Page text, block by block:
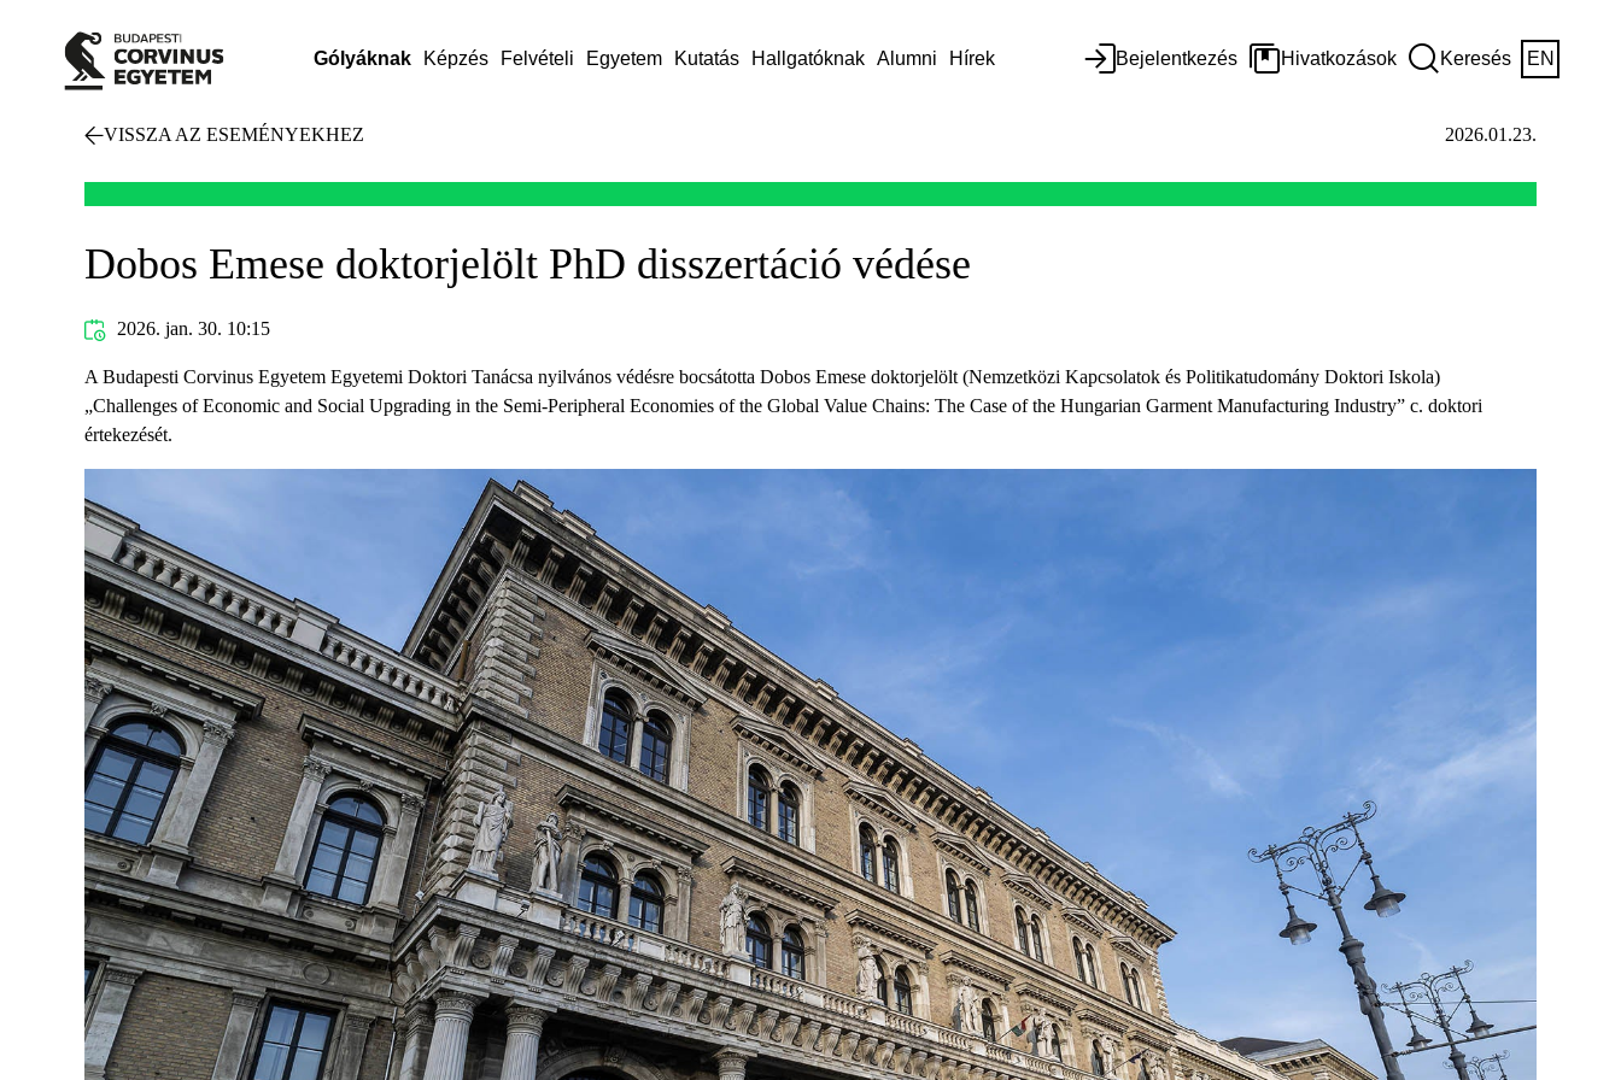
Gólyáknak Képzés Felvételi Egyetem Kutatás Hallgatóknak Alumni Hírek Bejelentkezés Hivatkozások Keresés EN
VISSZA AZ ESEMÉNYEKHEZ 2026.01.23.
Dobos Emese doktorjelölt PhD disszertáció védése
2026. jan. 30. 10:15
A Budapesti Corvinus Egyetem Egyetemi Doktori Tanácsa nyilvános védésre bocsátotta Dobos Emese doktorjelölt (Nemzetközi Kapcsolatok és Politikatudomány Doktori Iskola)
„Challenges of Economic and Social Upgrading in the Semi-Peripheral Economies of the Global Value Chains: The Case of the Hungarian Garment Manufacturing Industry” c. doktori
értekezését.